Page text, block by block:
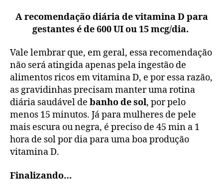
A recomendação diária de vitamina D para
gestantes é de 600 UI ou 15 mcg/dia.
Vale lembrar que, em geral, essa recomendação
não será atingida apenas pela ingestão de
alimentos ricos em vitamina D, e por essa razão,
as gravidinhas precisam manter uma rotina
diária saudável de banho de sol, por pelo
menos 15 minutos. Já para mulheres de pele
mais escura ou negra, é preciso de 45 min a 1
hora de sol por dia para uma boa produção
vitamina D.
Finalizando…